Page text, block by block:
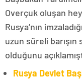
Overçuk oluşan
Rusya’nın
uzun süreli barışın
olduğunu
Rusya Devlet